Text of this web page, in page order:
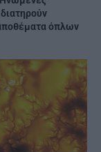
όπλων